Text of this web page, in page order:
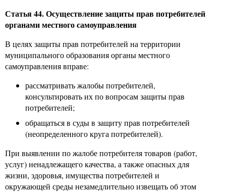
Статья 44. Осуществление защиты прав потребителей
органами местного самоуправления
В целях защиты прав потребителей на территории
муниципального образования органы местного
самоуправления вправе:
рассматривать жалобы потребителей,
консультировать их по вопросам защиты прав
потребителей;
обращаться в суды в защиту прав потребителей
(неопределенного круга потребителей).
При выявлении по жалобе потребителя товаров (работ,
услуг) ненадлежащего качества, а также опасных для
жизни, здоровья, имущества потребителей и
окружающей среды незамедлительно извещать об этом